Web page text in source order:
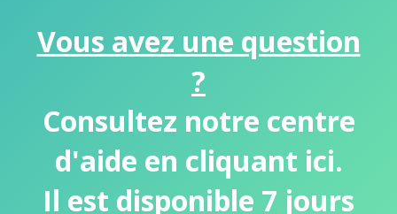
Vous avez une question
?
Consultez notre centre
d'aide en cliquant ici.
Il est disponible 7 jours